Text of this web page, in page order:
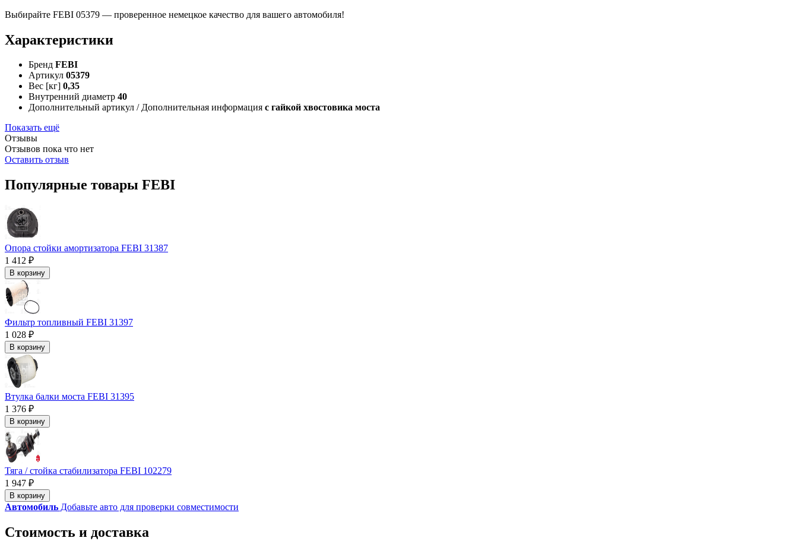
Выбирайте FEBI 05379 — проверенное немецкое качество для вашего автомобиля!
Характеристики
Бренд FEBI
Артикул 05379
Вес [кг] 0,35
Внутренний диаметр 40
Дополнительный артикул / Дополнительная информация с гайкой хвостовика моста
Показать ещё
Отзывы
Отзывов пока что нет
Оставить отзыв
Популярные товары FEBI
Опора стойки амортизатора FEBI 31387
1 412 ₽
В корзину
Фильтр топливный FEBI 31397
1 028 ₽
В корзину
Втулка балки моста FEBI 31395
1 376 ₽
В корзину
Тяга / стойка стабилизатора FEBI 102279
1 947 ₽
В корзину
Автомобиль Добавьте авто для проверки совместимости
Стоимость и доставка